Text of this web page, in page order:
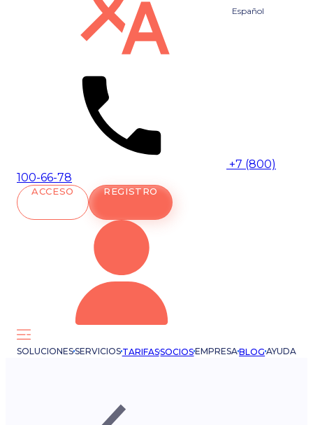
Español
+7 (800)
100-66-78
ACCESO REGISTRO
SOLUCIONESSERVICIOSTARIFASSOCIOSEMPRESABLOGAYUDA